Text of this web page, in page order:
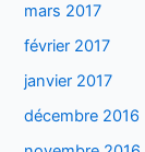
mars 2017
février 2017
janvier 2017
décembre 2016